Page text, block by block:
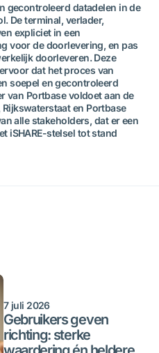
gecontroleerd datadelen in de
De terminal, verlader,
expliciet in een
voor de doorlevering, en pas
doorleveren. Deze
dat het proces van
soepel en gecontroleerd
van Portbase voldoet aan de
Rijkswaterstaat en Portbase
alle stakeholders, dat er een
iSHARE-stelsel tot stand
7 juli 2026
Gebruikers geven
richting: sterke